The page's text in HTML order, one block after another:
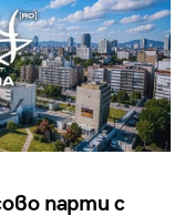
парти с